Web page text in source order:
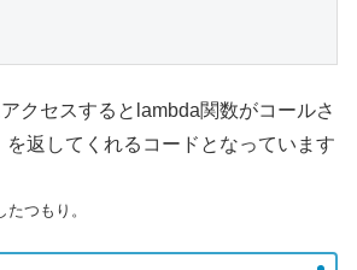
クセスするとlambda関数がコールさ
返してくれるコードとなっています
つもり。